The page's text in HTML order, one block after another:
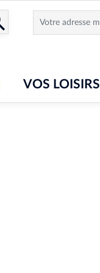
VOS LOISIRS